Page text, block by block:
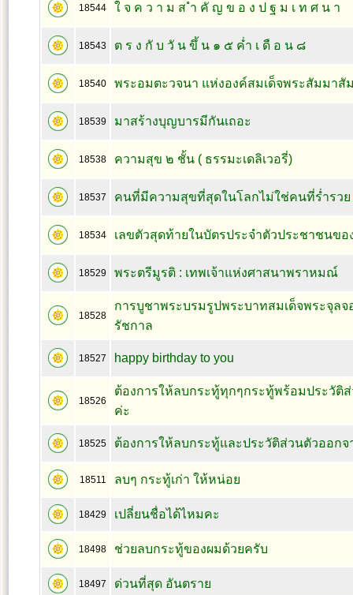
18544 ใ จ ค ว า ม ส ำ คั ญ ข อ ง ป ฐ ม เ ท ศ น า
18543 ต ร ง กั บ วั น ขึ้ น ๑ ๕ ค่ำ เ ดื อ น ๘
18540 พระอมตะวจนา แห่งองค์สมเด็จพระสัมมาสั
18539 มาสร้างบุญบารมีกันเถอะ
18538 ความสุข ๒ ชั้น ( ธรรมะเดลิเวอรี่)
18537 คนที่มีความสุขที่สุดในโลกไม่ใช่คนที่ร่ำรวย
18534 เลขตัวสุดท้ายในบัตรประจำตัวประชาชนข
18529 พระตรีมูรติ : เทพเจ้าแห่งศาสนาพราหมณ์
18528
การบูชาพระบรมรูปพระบาทสมเด็จพระจุลจ
รัชกาล
18527 happy birthday to you
18526
ต้องการให้ลบกระทู้ทุกๆกระทู้พร้อมประวัติ
ค่ะ
18525 ต้องการให้ลบกระทู้และประวัติส่วนตัวออกจ
18511 ลบๆ กระทู้เก่า ให้หน่อย
18429 เปลี่ยนชื่อได้ไหมคะ
18498 ช่วยลบกระทู้ของผมด้วยครับ
18497 ด่วนที่สุด อันตราย